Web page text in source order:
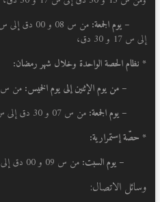
– يوم الجمعة:
إلى س 17 و 30 دق،
* نظام الحصة الواحدة وخلال شهر رمضان:
– من يوم الإثنين إلى يوم الخميس: من س 08 و 00 دق إلى س 14 و 30 دق،
– يوم الجمعة: من س 07 و 30 دق إلى س 13 و 00،
* حصّة إستمرارية:
– يوم السبت: من س 09 و 00 دق إلى س 12 و 00 دق.
وسائل الاتصال: